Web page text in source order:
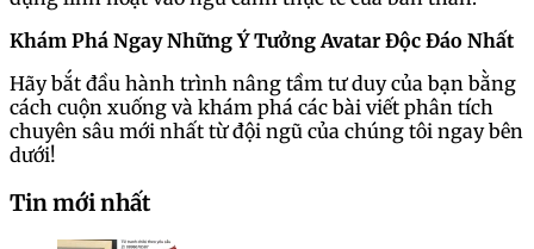
Khám Phá Ngay Những Ý Tưởng Avatar Độc Đáo Nhất
Hãy bắt đầu hành trình nâng tầm tư duy của bạn bằng
cách cuộn xuống và khám phá các bài viết phân tích
chuyên sâu mới nhất từ đội ngũ của chúng tôi ngay bên
dưới!
Tin mới nhất